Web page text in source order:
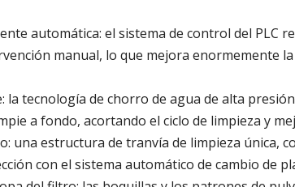
automática: el sistema de control del PLC
manual, lo que mejora enormemente
la tecnología de chorro de agua de alta
a fondo, acortando el ciclo de limpieza y
una estructura de tranvía de limpieza única,
con el sistema automático de cambio de